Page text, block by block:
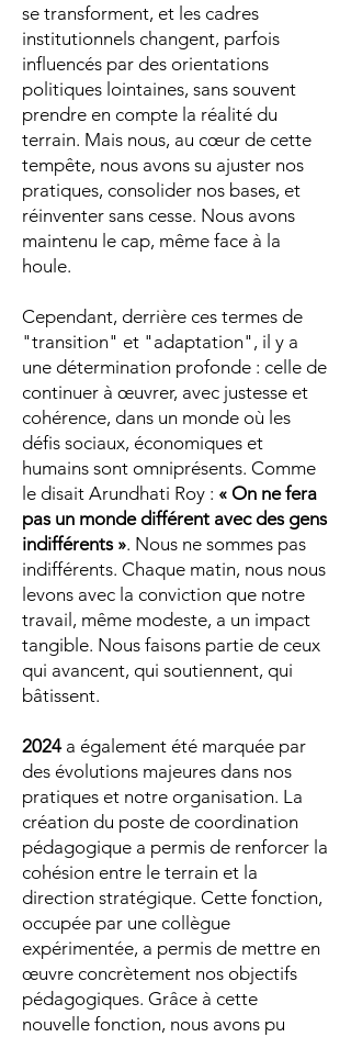
se transforment, et les cadres
institutionnels changent, parfois
influencés par des orientations
politiques lointaines, sans souvent
prendre en compte la réalité du
terrain. Mais nous, au cœur de cette
tempête, nous avons su ajuster nos
pratiques, consolider nos bases, et
réinventer sans cesse. Nous avons
maintenu le cap, même face à la
houle.
Cependant, derrière ces termes de
"transition" et "adaptation", il y a
une détermination profonde : celle de
continuer à œuvrer, avec justesse et
cohérence, dans un monde où les
défis sociaux, économiques et
humains sont omniprésents. Comme
le disait Arundhati Roy : « On ne fera
pas un monde différent avec des gens
indifférents ». Nous ne sommes pas
indifférents. Chaque matin, nous nous
levons avec la conviction que notre
travail, même modeste, a un impact
tangible. Nous faisons partie de ceux
qui avancent, qui soutiennent, qui
bâtissent.
2024a également été marquée par
des évolutions majeures dans nos
pratiques et notre organisation. La
création du poste de coordination
pédagogique a permis de renforcer la
cohésion entre le terrain et la
direction stratégique. Cette fonction,
occupée par une collègue
expérimentée, a permis de mettre en
œuvre concrètement nos objectifs
pédagogiques. Grâce à cette
nouvelle fonction, nous avons pu